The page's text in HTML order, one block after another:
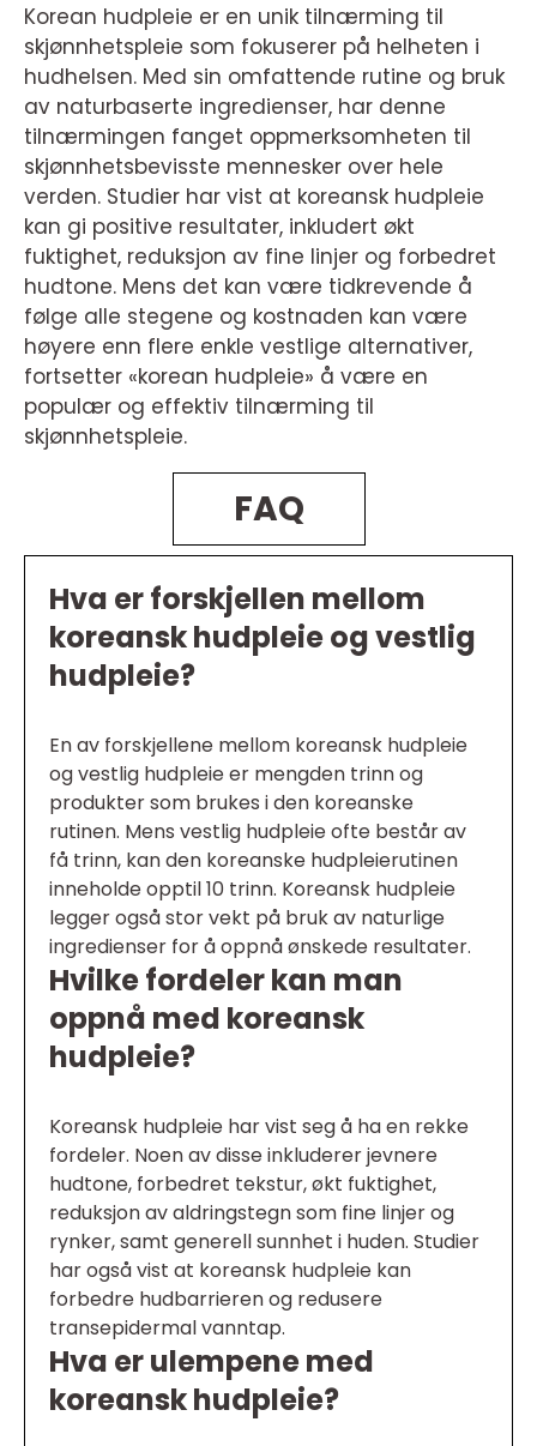
Korean hudpleie er en unik tilnærming til
skjønnhetspleie som fokuserer på helheten i
hudhelsen. Med sin omfattende rutine og bruk
av naturbaserte ingredienser, har denne
tilnærmingen fanget oppmerksomheten til
skjønnhetsbevisste mennesker over hele
verden. Studier har vist at koreansk hudpleie
kan gi positive resultater, inkludert økt
fuktighet, reduksjon av fine linjer og forbedret
hudtone. Mens det kan være tidkrevende å
følge alle stegene og kostnaden kan være
høyere enn flere enkle vestlige alternativer,
fortsetter «korean hudpleie» å være en
populær og effektiv tilnærming til
skjønnhetspleie.
FAQ
Hva er forskjellen mellom
koreansk hudpleie og vestlig
hudpleie?
En av forskjellene mellom koreansk hudpleie
og vestlig hudpleie er mengden trinn og
produkter som brukes i den koreanske
rutinen. Mens vestlig hudpleie ofte består av
få trinn, kan den koreanske hudpleierutinen
inneholde opptil 10 trinn. Koreansk hudpleie
legger også stor vekt på bruk av naturlige
ingredienser for å oppnå ønskede resultater.
Hvilke fordeler kan man
oppnå med koreansk
hudpleie?
Koreansk hudpleie har vist seg å ha en rekke
fordeler. Noen av disse inkluderer jevnere
hudtone, forbedret tekstur, økt fuktighet,
reduksjon av aldringstegn som fine linjer og
rynker, samt generell sunnhet i huden. Studier
har også vist at koreansk hudpleie kan
forbedre hudbarrieren og redusere
transepidermal vanntap.
Hva er ulempene med
koreansk hudpleie?